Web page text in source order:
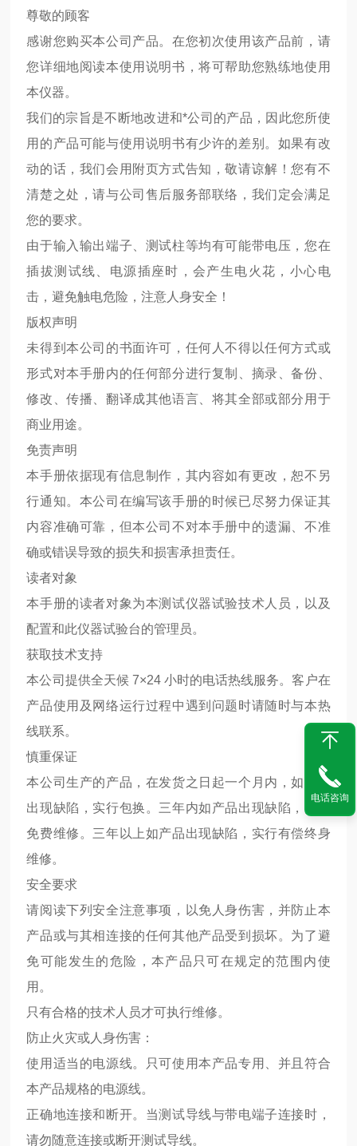
尊敬的顾客
感谢您购买本公司产品。在您初次使用该产品前，请
您详细地阅读本使用说明书，将可帮助您熟练地使用
本仪器。
我们的宗旨是不断地改进和*公司的产品，因此您所使
用的产品可能与使用说明书有少许的差别。如果有改
动的话，我们会用附页方式告知，敬请谅解！您有不
清楚之处，请与公司售后服务部联络，我们定会满足
您的要求。
由于输入输出端子、测试柱等均有可能带电压，您在
插拔测试线、电源插座时，会产生电火花，小心电
击，避免触电危险，注意人身安全！
版权声明
未得到本公司的书面许可，任何人不得以任何方式或
形式对本手册内的任何部分进行复制、摘录、备份、
修改、传播、翻译成其他语言、将其全部或部分用于
商业用途。
免责声明
本手册依据现有信息制作，其内容如有更改，恕不另
行通知。本公司在编写该手册的时候已尽努力保证其
内容准确可靠，但本公司不对本手册中的遗漏、不准
确或错误导致的损失和损害承担责任。
读者对象
本手册的读者对象为本测试仪器试验技术人员，以及
配置和此仪器试验台的管理员。
获取技术支持
本公司提供全天候 7×24 小时的电话热线服务。客户在
产品使用及网络运行过程中遇到问题时请随时与本热
线联系。
慎重保证
本公司生产的产品，在发货之日起一个月内，如产品
出现缺陷，实行包换。三年内如产品出现缺陷，实行
免费维修。三年以上如产品出现缺陷，实行有偿终身
维修。
安全要求
请阅读下列安全注意事项，以免人身伤害，并防止本
产品或与其相连接的任何其他产品受到损坏。为了避
免可能发生的危险，本产品只可在规定的范围内使
用。
只有合格的技术人员才可执行维修。
防止火灾或人身伤害：
使用适当的电源线。只可使用本产品专用、并且符合
本产品规格的电源线。
正确地连接和断开。当测试导线与带电端子连接时，
请勿随意连接或断开测试导线。
电话咨询